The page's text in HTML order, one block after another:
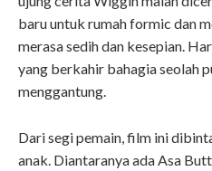
baru untuk rumah formic dan
merasa sedih dan kesepian.
yang berkahir bahagia seolah
menggantung.
Dari segi pemain, film ini
anak. Diantaranya ada Asa